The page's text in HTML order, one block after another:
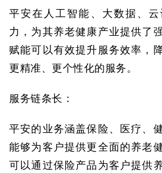
平安在人工智能、大数据、
力，为其养老健康产业提供了
赋能可以有效提升服务效率，
更精准、更个性化的服务。
服务链条长：
平安的业务涵盖保险、医疗、
能够为客户提供更全面的养老
可以通过保险产品为客户提供